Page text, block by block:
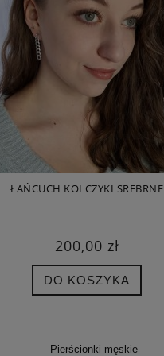
ŁAŃCUCH KOLCZYKI SREBRNE
200,00 zł
DO KOSZYKA
Pierścionki męskie